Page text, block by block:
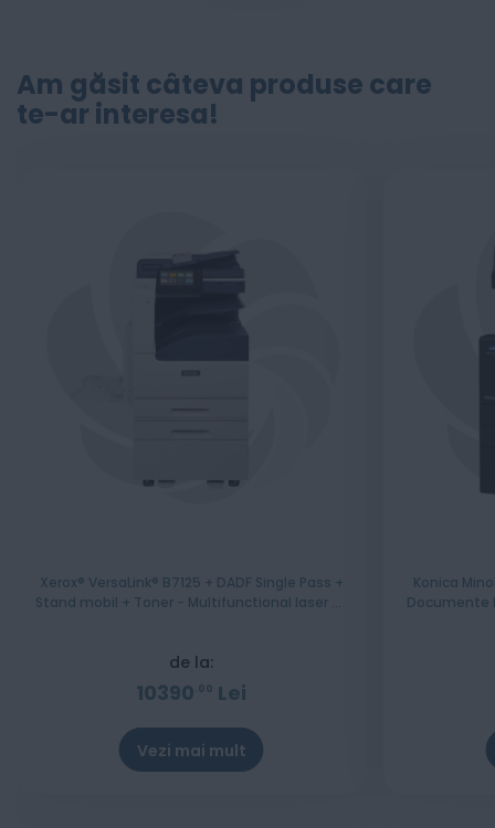
Am găsit câteva produse care
te-ar interesa!
Xerox® VersaLink® B7125 + DADF Single Pass +
Stand mobil + Toner - Multifunctional laser A3
de la:
10390 00 Lei
Vezi mai mult
Konica
Documente